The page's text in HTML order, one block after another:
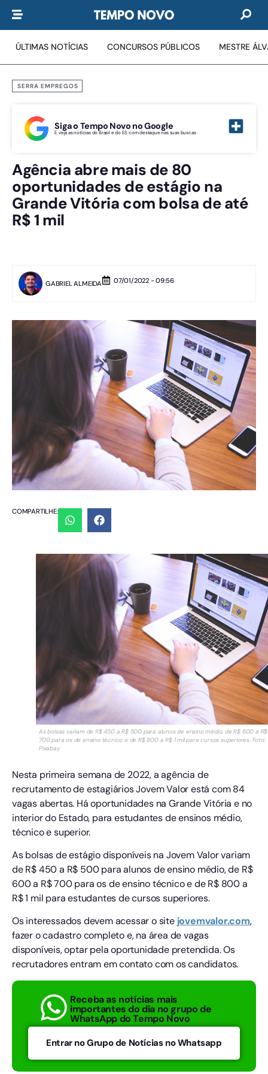
ÚLTIMAS NOTÍCIAS CONCURSOS PÚBLICOS MESTRE
SERRA EMPREGOS
Siga o Tempo Novo no Google
E veja as notícias do Brasil e do ES com destaque nas suas buscas
Agência abre mais de 80
oportunidades de estágio na
Grande Vitória com bolsa de até
R$ 1 mil
GABRIEL ALMEIDA 07/01/2022 - 09:56
COMPARTILHE:
As bolsas variam de R$ 450 a R$ 500 para alunos de ensino médio, de R$ 600 a R$
700 para os de ensino técnico e de R$ 800 a R$ 1 mil para cursos superiores. Foto:
Pixabay
Nesta primeira semana de 2022, a agência de
recrutamento de estagiários Jovem Valor está com 84
vagas abertas. Há oportunidades na Grande Vitória e no
interior do Estado, para estudantes de ensinos médio,
técnico e superior.
As bolsas de estágio disponíveis na Jovem Valor variam
de R$ 450 a R$ 500 para alunos de ensino médio, de R$
600 a R$ 700 para os de ensino técnico e de R$ 800 a
R$ 1 mil para estudantes de cursos superiores.
Os interessados devem acessar o site jovemvalor.com,
fazer o cadastro completo e, na área de vagas
disponíveis, optar pela oportunidade pretendida. Os
recrutadores entram em contato com os candidatos.
Receba as notícias mais
importantes do dia no grupo de
WhatsApp do Tempo Novo
Entrar no Grupo de Notícias no Whatsapp